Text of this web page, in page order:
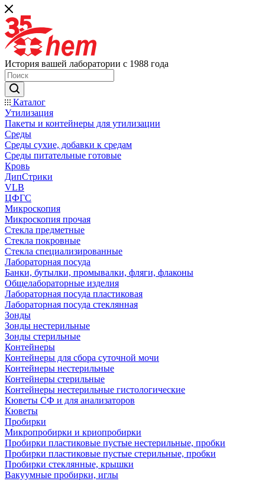
История вашей лаборатории с 1988 года
Каталог
Утилизация
Пакеты и контейнеры для утилизации
Среды
Среды сухие, добавки к средам
Среды питательные готовые
Кровь
ДипСтрики
VLB
ЦФГС
Микроскопия
Микроскопия прочая
Стекла предметные
Стекла покровные
Стекла специализированные
Лабораторная посуда
Банки, бутылки, промывалки, фляги, флаконы
Общелабораторные изделия
Лабораторная посуда пластиковая
Лабораторная посуда стеклянная
Зонды
Зонды нестерильные
Зонды стерильные
Контейнеры
Контейнеры для сбора суточной мочи
Контейнеры нестерильные
Контейнеры стерильные
Контейнеры нестерильные гистологические
Кюветы СФ и для анализаторов
Кюветы
Пробирки
Микропробирки и криопробирки
Пробирки пластиковые пустые нестерильные, пробки
Пробирки пластиковые пустые стерильные, пробки
Пробирки стеклянные, крышки
Вакуумные пробирки, иглы